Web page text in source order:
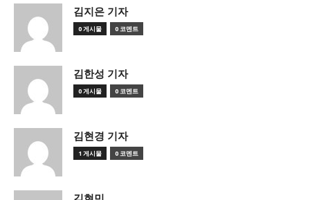
김지은 기자
0 게시물 0 코멘트
김한성 기자
0 게시물 0 코멘트
김현경 기자
1 게시물 0 코멘트